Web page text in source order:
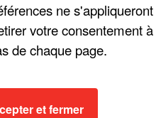
ne
votre consentement
de chaque page.
et fermer